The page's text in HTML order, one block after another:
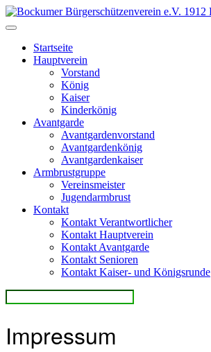
Direkt
zum
Startseite
Hauptverein
Vorstand
König
Kaiser
Kinderkönig
Avantgarde
Avantgardenvorstand
Avantgardenkönig
Avantgardenkaiser
Armbrustgruppe
Vereinsmeister
Jugendarmbrust
Kontakt
Kontakt Verantwortlicher
Kontakt Hauptverein
Kontakt Avantgarde
Kontakt Senioren
Kontakt Kaiser- und Königsrunde
Impressum